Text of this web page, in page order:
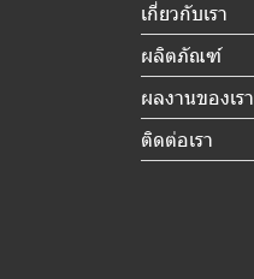
เกี่ยวกับเรา
ผลิตภัณฑ์
ผลงานของเรา
ติดต่อเรา